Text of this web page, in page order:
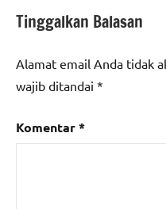
Tinggalkan Balasan
Alamat email Anda tidak
wajib ditandai *
Komentar*